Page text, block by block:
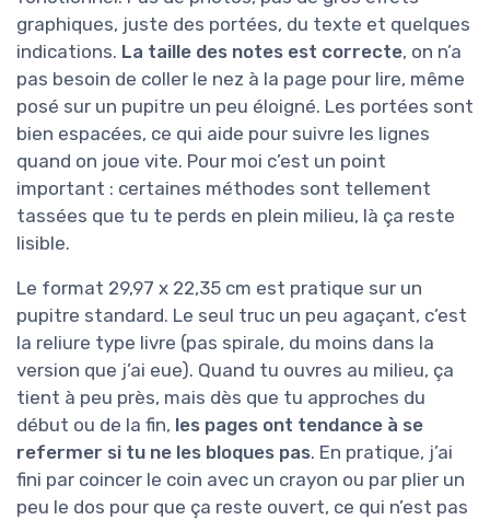
graphiques, juste des portées, du texte et quelques
indications. La taille des notes est correcte, on n’a
pas besoin de coller le nez à la page pour lire, même
posé sur un pupitre un peu éloigné. Les portées sont
bien espacées, ce qui aide pour suivre les lignes
quand on joue vite. Pour moi c’est un point
important : certaines méthodes sont tellement
tassées que tu te perds en plein milieu, là ça reste
lisible.
Le format 29,97 x 22,35 cm est pratique sur un
pupitre standard. Le seul truc un peu agaçant, c’est
la reliure type livre (pas spirale, du moins dans la
version que j’ai eue). Quand tu ouvres au milieu, ça
tient à peu près, mais dès que tu approches du
début ou de la fin, les pages ont tendance à se
refermer si tu ne les bloques pas. En pratique, j’ai
fini par coincer le coin avec un crayon ou par plier un
peu le dos pour que ça reste ouvert, ce qui n’est pas